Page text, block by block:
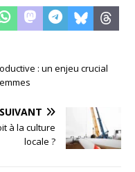
: un enjeu crucial
SUIVANT
à la culture
locale ?